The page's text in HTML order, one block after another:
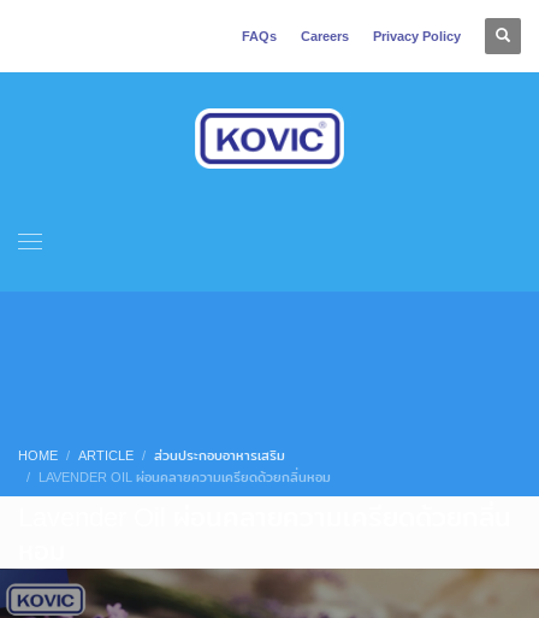
FAQs Careers Privacy Policy
HOME ARTICLE
ส่วนประกอบอาหารเสริม
LAVENDER OIL ผ่อนคลายความเครียดด้วยกลิ่นหอม